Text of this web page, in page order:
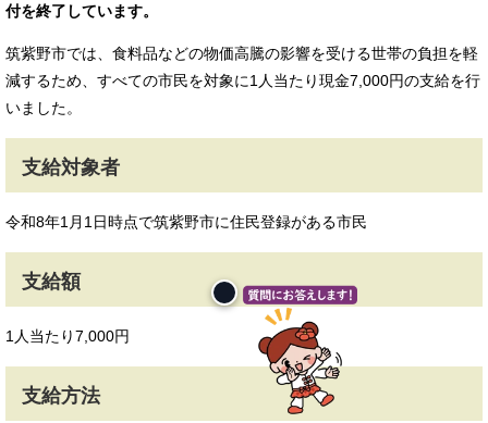
付を終了しています。
筑紫野市では、食料品などの物価高騰の影響を受ける世帯の負担を軽
減するため、すべての市民を対象に1人当たり現金7,000円の支給を行
いました。
支給対象者
令和8年1月1日時点で筑紫野市に住民登録がある市民
支給額
1人当たり7,000円
支給方法